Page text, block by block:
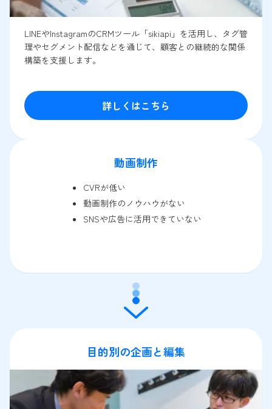
LINEやInstagramのCRMツール「sikiapi」を活用し、タグ管
理やセグメント配信などを通じて、顧客との継続的な関係
構築を支援します。
詳しくはこちら
動画制作
CVRが低い
動画制作のノウハウがない
SNSや広告に活用できていない
目的別の企画と編集